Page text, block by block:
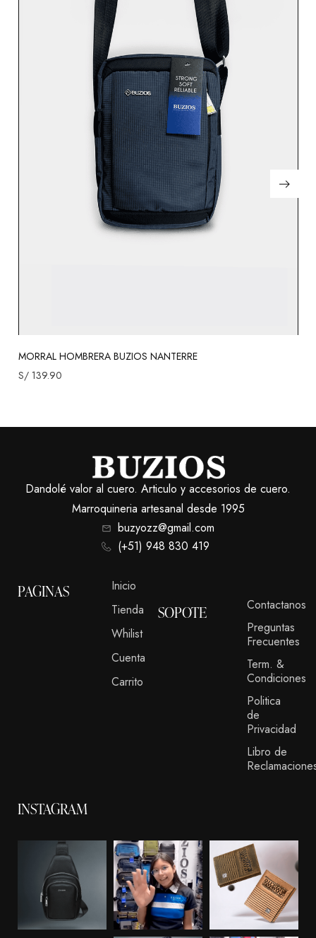
MORRAL HOMBRERA BUZIOS NANTERRE
S/ 139.90
Dandolé valor al cuero. Articulo y accesorios de cuero.
Marroquineria artesanal desde 1995
buzyozz@gmail.com
(+51) 948 830 419
PAGINAS
Inicio
Tienda
Whilist
Cuenta
Carrito
SOPOTE
Contactanos
Preguntas
Frecuentes
Term. &
Condiciones
Politica
de
Privacidad
Libro de
INSTAGRAM